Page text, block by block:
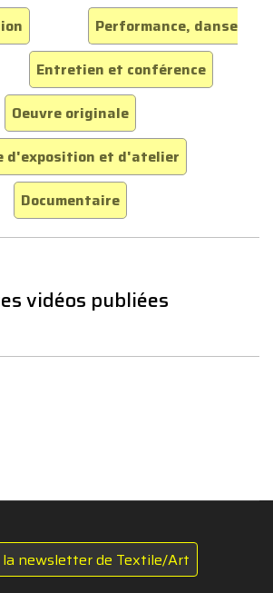
Performance, danse
Entretien et conférence
Oeuvre originale
d'exposition et d'atelier
Documentaire
vidéos publiées
newsletter de Textile/Art